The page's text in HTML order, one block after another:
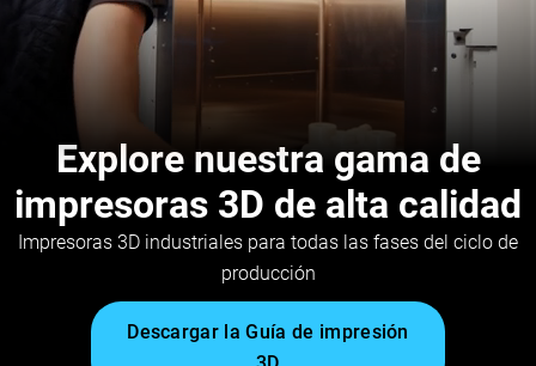
Explore nuestra gama de
impresoras 3D de alta calidad
Impresoras 3D industriales para todas las fases del ciclo de
producción
Descargar la Guía de impresión